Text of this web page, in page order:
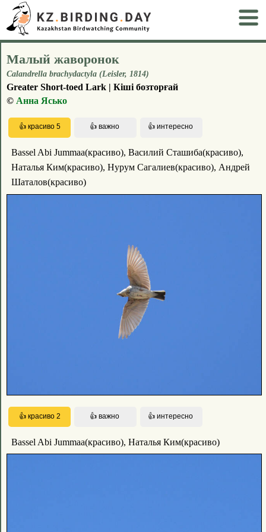
Малый жаворонок
Calandrella brachydactyla (Leisler, 1814)
Greater Short-toed Lark | Кіші бозторғай
© Анна Ясько
Bassel Abi Jummaa(красиво), Василий Сташиба(красиво),
Наталья Ким(красиво), Нурум Сагалиев(красиво), Андрей
Шаталов(красиво)
Bassel Abi Jummaa(красиво), Наталья Ким(красиво)